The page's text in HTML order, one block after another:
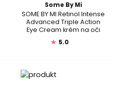
Some By Mi
SOME BY MI Retinol Intense
Advanced Triple Action
Eye Cream krém na oči
★ 5.0